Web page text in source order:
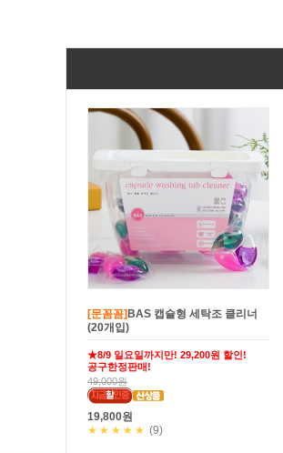
[문꼼꼼] BAS 캡슐형 세탁조 클리너
(20개입)
★8/9 일요일까지만! 29,200원 할인!
공구한정판매!
49,000원
19,800원
★★★★★ (9)